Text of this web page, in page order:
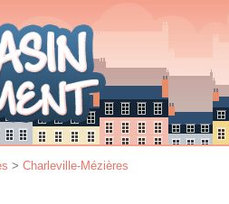
> Charleville-Mézières